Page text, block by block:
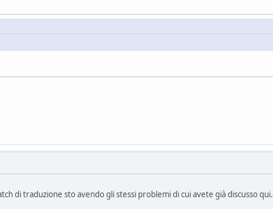
di traduzione sto avendo gli stessi problemi di cui avete già discusso qui.